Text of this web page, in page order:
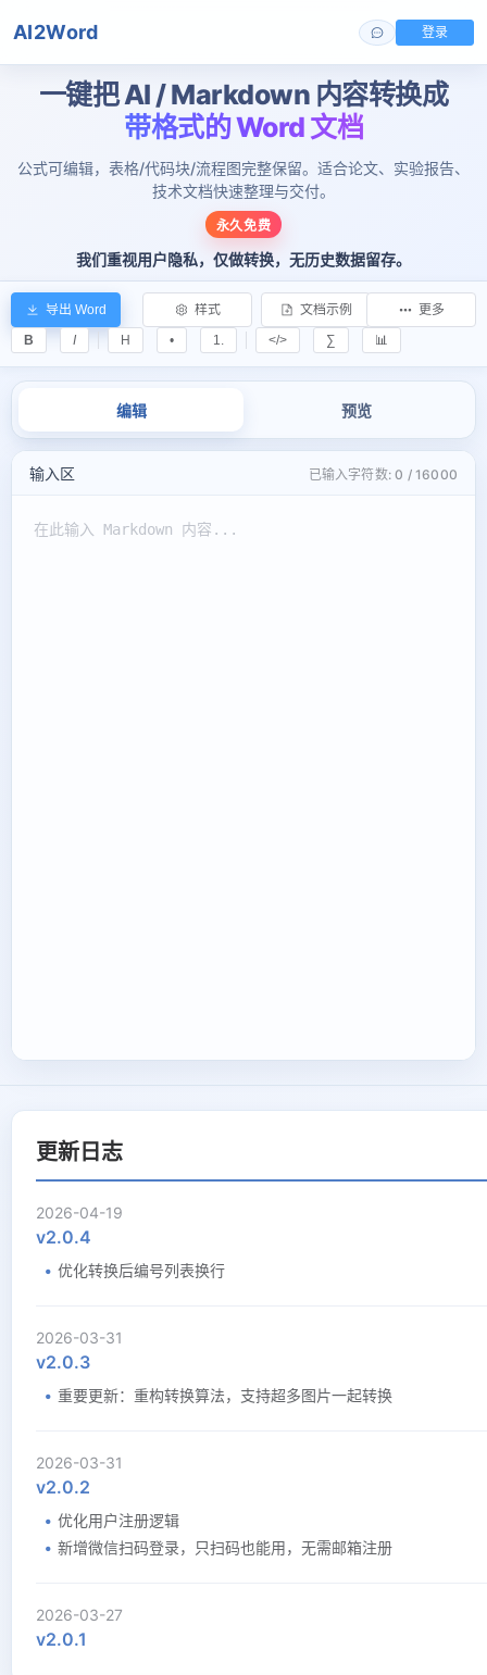
AI2Word 登录
一键把 AI / Markdown 内容转换成
带格式的 Word 文档
公式可编辑，表格/代码块/流程图完整保留。适合论文、实验报告、
技术文档快速整理与交付。
永久免费
我们重视用户隐私，仅做转换，无历史数据留存。
导出 Word 样式 文档示例
更多
B
I H • 1. </> ∑ 📊
编辑 预览
输入区 已输入字符数: 0 / 16000
更新日志
2026-04-19
v2.0.4
优化转换后编号列表换行
2026-03-31
v2.0.3
重要更新：重构转换算法，支持超多图片一起转换
2026-03-31
v2.0.2
优化用户注册逻辑
新增微信扫码登录，只扫码也能用，无需邮箱注册
2026-03-27
v2.0.1